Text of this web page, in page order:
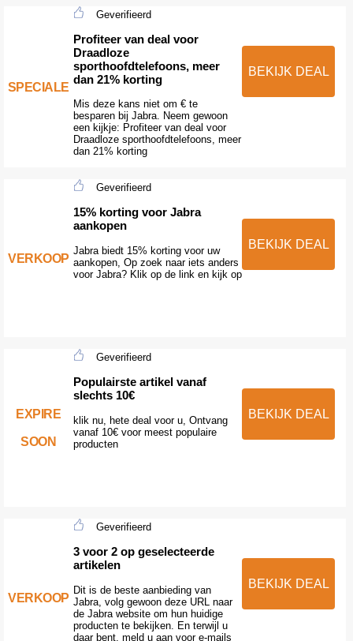
SPECIALE
Geverifieerd
Profiteer van deal voor
Draadloze
sporthoofdtelefoons, meer
dan 21% korting
Mis deze kans niet om € te
besparen bij Jabra. Neem gewoon
een kijkje: Profiteer van deal voor
Draadloze sporthoofdtelefoons, meer
dan 21% korting
BEKIJK DEAL
VERKOOP
Geverifieerd
15% korting voor Jabra
aankopen
Jabra biedt 15% korting voor uw
aankopen, Op zoek naar iets anders
voor Jabra? Klik op de link en kijk op
BEKIJK DEAL
EXPIRE
SOON
Geverifieerd
Populairste artikel vanaf
slechts 10€
klik nu, hete deal voor u, Ontvang
vanaf 10€ voor meest populaire
producten
BEKIJK DEAL
VERKOOP
Geverifieerd
3 voor 2 op geselecteerde
artikelen
Dit is de beste aanbieding van
Jabra, volg gewoon deze URL naar
de Jabra website om hun huidige
producten te bekijken. En terwijl u
daar bent, meld u aan voor e-mails
BEKIJK DEAL